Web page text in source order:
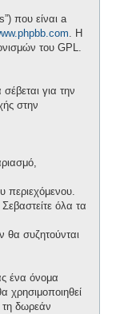
που είναι a
. Η
του GPL.
για την
στην
περιεχόμενου.
όλα τα
θα συζητούνται
ένα όνομα
χρησιμοποιηθεί
τη δωρεάν